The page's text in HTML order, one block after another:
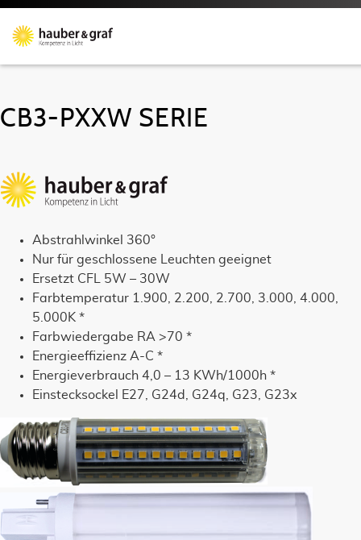
CB3-PXXW SERIE
Abstrahlwinkel 360°
Nur für geschlossene Leuchten geeignet
Ersetzt CFL 5W – 30W
Farbtemperatur 1.900, 2.200, 2.700, 3.000, 4.000,
5.000K *
Farbwiedergabe RA >70 *
Energieeffizienz A-C *
Energieverbrauch 4,0 – 13 KWh/1000h *
Einstecksockel E27, G24d, G24q, G23, G23x